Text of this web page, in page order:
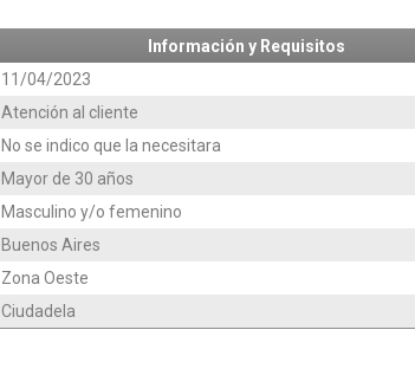
Información y Requisitos
11/04/2023
Atención al cliente
No se indico que la necesitara
Mayor de 30 años
Masculino y/o femenino
Buenos Aires
Zona Oeste
Ciudadela